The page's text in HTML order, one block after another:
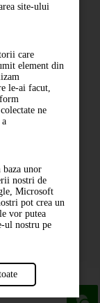
site-ului
care
element din
le-ai facut,
ne
baza unor
nostri de
Microsoft
pot crea un
vor putea
ul nostru pe